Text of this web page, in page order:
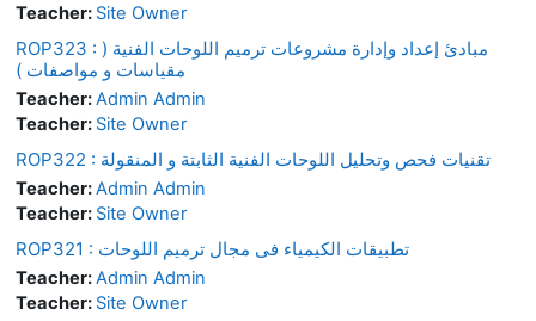
Teacher: Site Owner
ROP323 : مبادئ إعداد وإدارة مشروعات ترميم اللوحات الفنية (
مقياسات و مواصفات )
Teacher:Admin Admin
Teacher: Site Owner
ROP322 : تقنيات فحص وتحليل اللوحات الفنية الثابتة و المنقولة
Teacher:Admin Admin
Teacher: Site Owner
ROP321 : تطبيقات الكيمياء فى مجال ترميم اللوحات
Teacher:Admin Admin
Teacher: Site Owner